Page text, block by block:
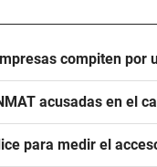
compiten por
acusadas en el
para medir el